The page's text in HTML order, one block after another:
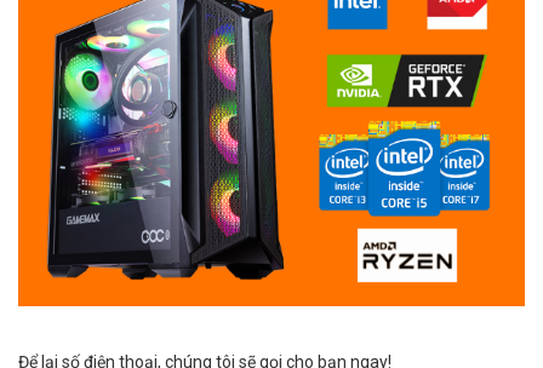
Để lại số điện thoại, chúng tôi sẽ gọi cho bạn ngay!